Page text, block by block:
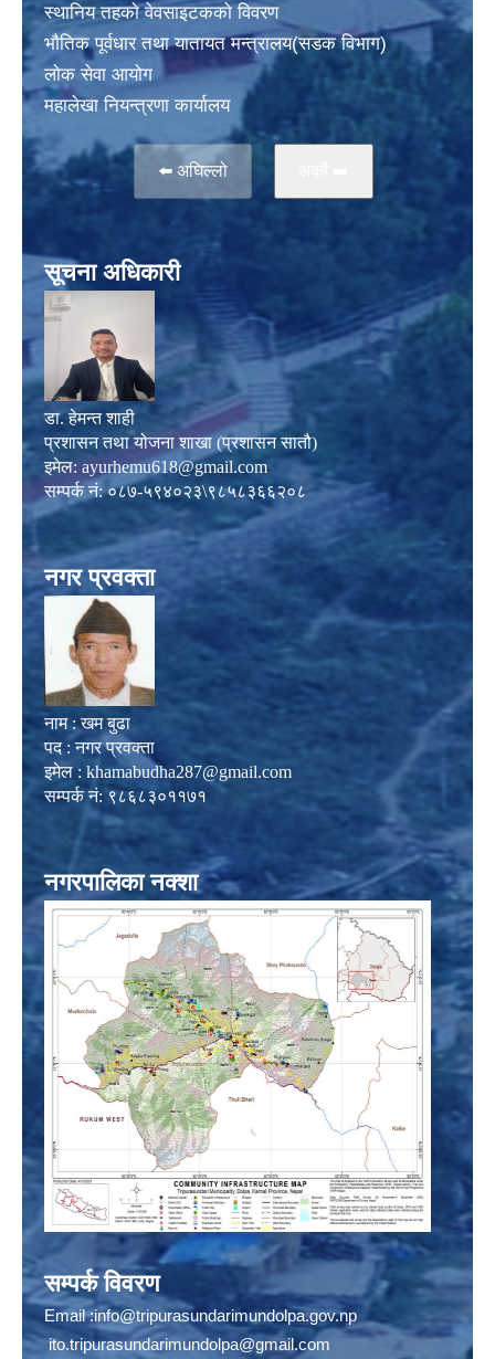
स्थानिय तहकाे वेवसाइटककाे विवरण
भाैतिक पूर्वधार तथा यातायत मन्त्रालय(सडक विभाग)
लाेक सेवा आयोग
महालेखा नियन्त्रणा कार्यालय
⬅️ अघिल्लो
सूचना अधिकारी
डा. हेमन्त शाही
प्रशासन तथा योजना शाखा (प्रशासन सातौ)
इमेल: ayurhemu618@gmail.com
सम्पर्क नं: ०८७-५९४०२३\९८५८३६६२०८
नगर प्रवक्ता
नाम : खम बुढा
पद : नगर प्रवक्ता
इमेल : khamabudha287@gmail.com
सम्पर्क नं: ९८६८३०११७१
नगरपालिका नक्शा
सम्पर्क विवरण
Email :info@tripurasundarimundolpa.gov.np
ito.tripurasundarimundolpa@gmail.com